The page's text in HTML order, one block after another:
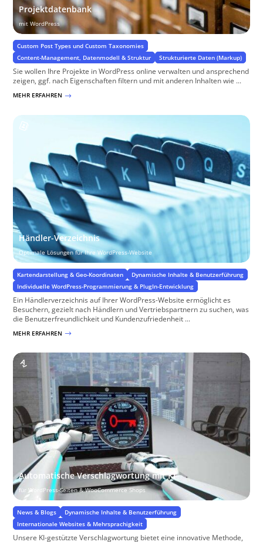
Projektdatenbank
mit WordPress
Custom Post Types und Custom Taxonomies
Content-Management, Datenmodell & Struktur
Strukturierte Daten (Markup)
Sie wollen Ihre Projekte in WordPress online verwalten und ansprechend
zeigen, ggf. nach Eigenschaften filtern und mit anderen Inhalten wie ...
MEHR ERFAHREN $
Händler-Verzeichnis
Optimale Lösungen für Ihre WordPress-Website
Kartendarstellung & Geo-Koordinaten
Dynamische Inhalte & Benutzerführung
Individuelle WordPress-Programmierung & PlugIn-Entwicklung
Ein Händlerverzeichnis auf Ihrer WordPress-Website ermöglicht es
Besuchern, gezielt nach Händlern und Vertriebspartnern zu suchen, was
die Benutzerfreundlichkeit und Kundenzufriedenheit ...
MEHR ERFAHREN $
Automatische Verschlagwortung mit KI
für WordPress-Seiten & WooCommerce Shops
News & Blogs
Dynamische Inhalte & Benutzerführung
Internationale Websites & Mehrsprachigkeit
Unsere KI-gestützte Verschlagwortung bietet eine innovative Methode,